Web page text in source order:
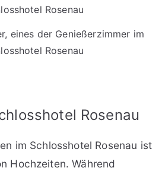
eines der Genießerzimmer im
Rosenau
Rosenau
im Schlosshotel Rosenau ist
Hochzeiten. Während